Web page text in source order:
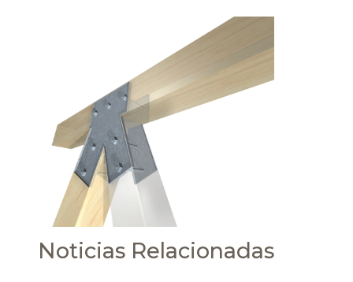
Noticias Relacionadas